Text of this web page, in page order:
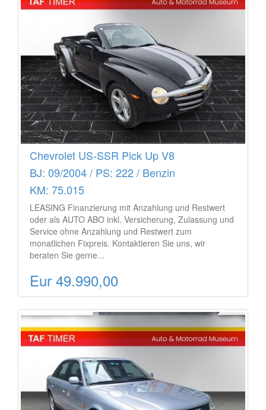
Chevrolet US-SSR Pick Up V8
BJ: 09/2004 / PS: 222 / Benzin
KM: 75.015
LEASING Finanzierung mit Anzahlung und Restwert
oder als AUTO ABO inkl. Versicherung, Zulassung und
Service ohne Anzahlung und Restwert zum
monatlichen Fixpreis. Kontaktieren Sie uns, wir
beraten Sie gerne...
Eur 49.990,00